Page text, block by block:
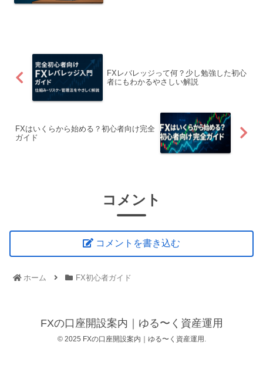
FXレバレッジって何？少し勉強した初心
者にもわかるやさしい解説
FXはいくらから始める？初心者向け完全
ガイド
コメント
コメントを書き込む
ホーム FX初心者ガイド
FXの口座開設案内｜ゆる〜く資産運用
© 2025 FXの口座開設案内｜ゆる〜く資産運用.